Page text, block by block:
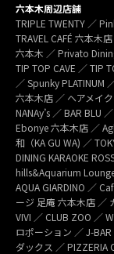
六本木周辺店舗
TRIPLE TWENTY ／
TRAVEL CAFÉ 六本木
六本木 ／ Privato
TIP TOP CAVE ／ TIP
／ Spunky PLATINUM
六本木店 ／ ヘアメイ
NANAy’s ／ BAR BLU
Ebonye 六本木店 ／
和（KA GU WA) ／
DINING KARAOKE
hills&Aquarium
AQUA GIARDINO ／
ージ 足庵 六本木店 ／
VIVI ／ CLUB ZOO ／
ロポーション ／ J-
ダックス ／ PIZZERIA